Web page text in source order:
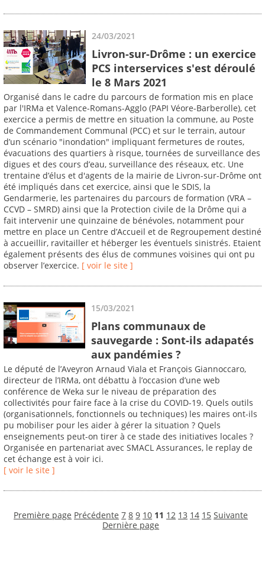
24/03/2021
Livron-sur-Drôme : un exercice
PCS interservices s'est déroulé
le 8 Mars 2021
Organisé dans le cadre du parcours de formation mis en place
par l'IRMa et Valence-Romans-Agglo (PAPI Véore-Barberolle), cet
exercice a permis de mettre en situation la commune, au Poste
de Commandement Communal (PCC) et sur le terrain, autour
d’un scénario "inondation" impliquant fermetures de routes,
évacuations des quartiers à risque, tournées de surveillance des
digues et des cours d’eau, surveillance des réseaux, etc. Une
trentaine d’élus et d'agents de la mairie de Livron-sur-Drôme ont
été impliqués dans cet exercice, ainsi que le SDIS, la
Gendarmerie, les partenaires du parcours de formation (VRA –
CCVD – SMRD) ainsi que la Protection civile de la Drôme qui a
fait intervenir une quinzaine de bénévoles, notamment pour
mettre en place un Centre d’Accueil et de Regroupement destiné
à accueillir, ravitailler et héberger les éventuels sinistrés. Etaient
également présents des élus de communes voisines qui ont pu
observer l’exercice. [ voir le site ]
15/03/2021
Plans communaux de
sauvegarde : Sont-ils adapatés
aux pandémies ?
Le député de l’Aveyron Arnaud Viala et François Giannoccaro,
directeur de l’IRMa, ont débattu à l’occasion d’une web
conférence de Weka sur le niveau de préparation des
collectivités pour faire face à la crise du COVID-19. Quels outils
(organisationnels, fonctionnels ou techniques) les maires ont-ils
pu mobiliser pour les aider à gérer la situation ? Quels
enseignements peut-on tirer à ce stade des initiatives locales ?
Organisée en partenariat avec SMACL Assurances, le replay de
cet échange est à voir ici.
[ voir le site ]
Première page Précédente 7 8 9 10 11 12 13 14 15 Suivante
Dernière page